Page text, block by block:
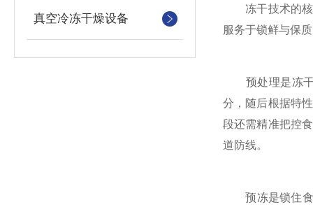
真空冷冻干燥设备
冻干技术的核
服务于锁鲜与保
预处理是冻干
分，随后根据特
段还需精准把控
道防线。
预冻是锁住食